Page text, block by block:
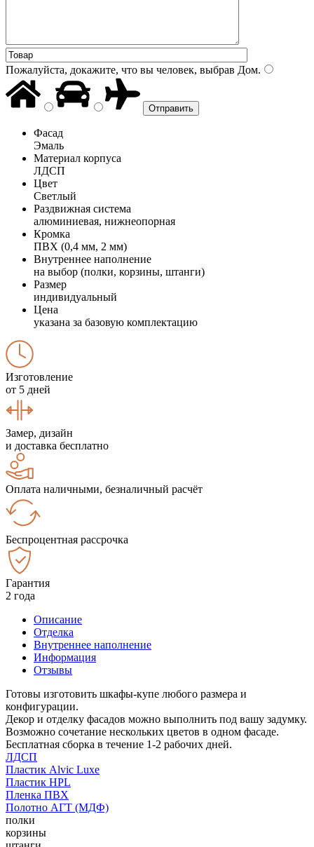
Пожалуйста, докажите, что вы человек, выбрав Дом.
Фасад
Эмаль
Материал корпуса
ЛДСП
Цвет
Светлый
Раздвижная система
алюминиевая, нижнеопорная
Кромка
ПВХ (0,4 мм, 2 мм)
Внутреннее наполнение
на выбор (полки, корзины, штанги)
Размер
индивидуальный
Цена
указана за базовую комплектацию
Изготовление
от 5 дней
Замер, дизайн
и доставка бесплатно
Оплата наличными, безналичный расчёт
Беспроцентная рассрочка
Гарантия
2 года
Описание
Отделка
Внутреннее наполнение
Информация
Отзывы
Готовы изготовить шкафы-купе любого размера и
конфигурации.
Декор и отделку фасадов можно выполнить под вашу задумку.
Возможно сочетание нескольких цветов в одном фасаде.
Бесплатная сборка в течение 1-2 рабочих дней.
ЛДСП
Пластик Alvic Luxe
Пластик HPL
Пленка ПВХ
Полотно АГТ (МДФ)
полки
корзины